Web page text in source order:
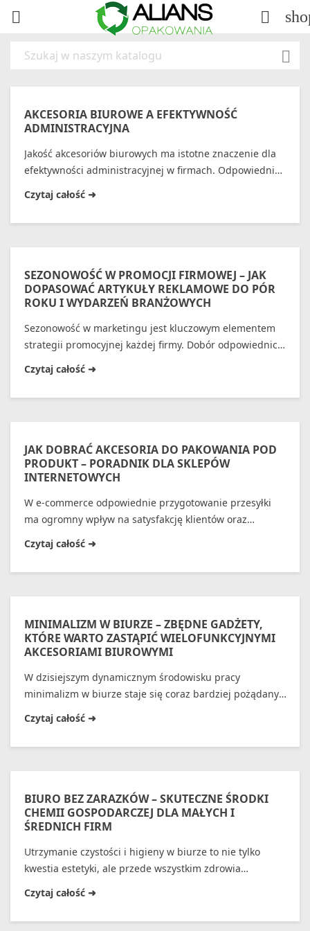
 

AKCESORIA BIUROWE A EFEKTYWNOŚĆ
ADMINISTRACYJNA
Jakość akcesoriów biurowych ma istotne znaczenie dla
efektywności administracyjnej w firmach. Odpowiednie
produkty mogą znacznie poprawić organizację pracy
oraz zwiększyć wydajność pracowników. W artykule
omówimy różne aspekty wpływu jakości tych akcesoriów
wizualna firmy. Przeanalizujemy także ofertę akcesoriów
biurowych oraz korzyści płynące z wyboru wysokiej
jakości produktów. Zachęcamy...
SEZONOWOŚĆ W PROMOCJI FIRMOWEJ – JAK
DOPASOWAĆ ARTYKUŁY REKLAMOWE DO PÓR
ROKU I WYDARZEŃ BRANŻOWYCH
Sezonowość w marketingu jest kluczowym elementem
strategii promocyjnej każdej firmy. Dobór odpowiednich
artykułów reklamowych dla firm w zależności od pory
roku i wydarzeń branżowych pozwala zwiększyć
skuteczność działań promocyjnych.
JAK DOBRAĆ AKCESORIA DO PAKOWANIA POD
PRODUKT – PORADNIK DLA SKLEPÓW
INTERNETOWYCH
W e-commerce odpowiednie przygotowanie przesyłki
ma ogromny wpływ na satysfakcję klientów oraz
wizerunek sklepu. Wybór właściwych akcesoriów do
pakowania paczek nie ogranicza się jedynie do estetyki
– decyduje o bezpieczeństwie produktu, efektywności
sprzedawanego produktu.
MINIMALIZM W BIURZE – ZBĘDNE GADŻETY,
KTÓRE WARTO ZASTĄPIĆ WIELOFUNKCYJNYMI
AKCESORIAMI BIUROWYMI
W dzisiejszym dynamicznym środowisku pracy
minimalizm w biurze staje się coraz bardziej pożądany.
Zbyt wiele gadżetów i niepotrzebnych akcesoriów
zaburza koncentrację, zwiększa chaos i wpływa na
efektywność. Warto zastępować zbędne przedmioty
Dzięki przemyślanemu doborowi narzędzi każdy
pracownik może cieszyć się uporządkowaną,
ergonomicznie zaprojektowaną przestrzenią.
BIURO BEZ ZARAZKÓW – SKUTECZNE ŚRODKI
CHEMII GOSPODARCZEJ DLA MAŁYCH I
ŚREDNICH FIRM
Utrzymanie czystości i higieny w biurze to nie tylko
kwestia estetyki, ale przede wszystkim zdrowia
pracowników. Pomijanie regularnego czyszczenie
powierzchni wspólnych sprzyja namnażaniu bakterii i
wirusów. Stosowanie odpowiednich środków chemii